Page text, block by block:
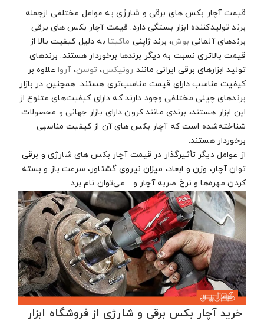
قیمت آچار بکس های برقی و شارژی به عوامل مختلفی ازجمله
برند تولیدکننده ابزار بستگی دارد. قیمت آچار بکس های برقی
برندهای آلمانی بوش، برند ژاپنی ماکیتا به دلیل کیفیت بالا از
قیمت بالاتری نسبت به دیگر برندها برخوردار هستند. برندهای
تولید ابزارهای برقی ایرانی مانند رونیکس، توسن،آروا علاوه بر
کیفیت مناسب دارای قیمت مناسب‌تری هستند. همچنین در بازار
برندهای چینی مختلفی وجود دارند که دارای کیفیت‌های متنوع از
این ابزار هستند، برندی مانند کرون دارای بازار جهانی و محصولات
شناخته‌شده است که آچار بکس های آن از کیفیت مناسبی
برخوردار هستند.
از عوامل دیگر تأثیرگذار در قیمت آچار بکس های شارژی و برقی
توان آچار، وزن و ابعاد، میزان نیروی گشتاور، سرعت باز و بسته
کردن مهره‌ها و نرخ ضربه آچار و ...می‌توان نام برد.
خرید آچار بکس برقی و شارژی از فروشگاه ابزار